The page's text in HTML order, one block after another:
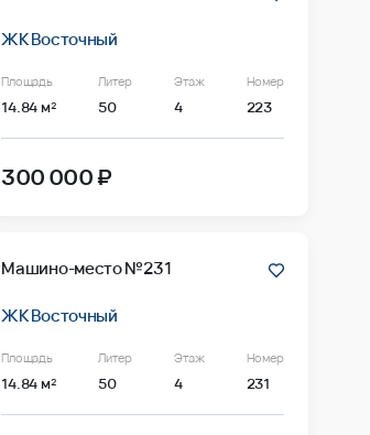
ЖК Восточный
Площадь
14.84 м²
Литер
50
Этаж
4
Номер
223
300 000 ₽
Машино-место №231
ЖК Восточный
Площадь
14.84 м²
Литер
50
Этаж
4
Номер
231